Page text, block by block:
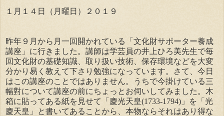
１月１４日（月曜日）２０１９
昨年９月から月一回開かれている「文化財サポーター養成
講座」に行きました。講師は学芸員の井上ひろ美先生で毎
回文化財の基礎知識、取り扱い技術、保存環境などを大変
分かり易く教えて下さり勉強になっています。さて、今日
はこの講座のことではありません。うちで今掛けている三
幅對について講座の前にちょっとお伺いしてみました。木
箱に貼ってある紙を見せて「慶光天皇(1733-1794)」を「光
慶天皇」と書いてあることから、本物ならそれはあり得な